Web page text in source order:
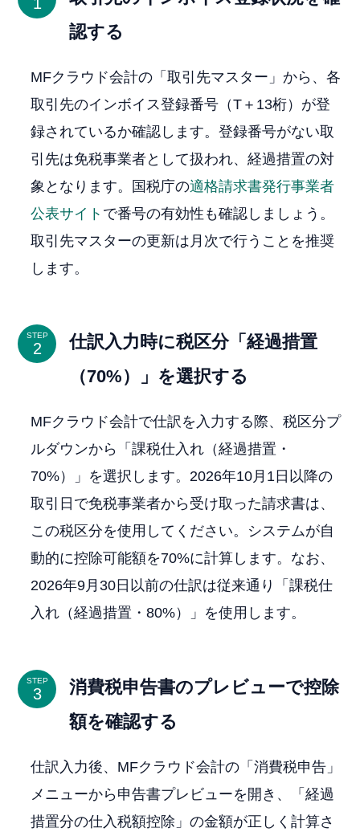
認する
MFクラウド会計の「取引先マスター」から、各
取引先のインボイス登録番号（T＋13桁）が登
録されているか確認します。登録番号がない取
引先は免税事業者として扱われ、経過措置の対
象となります。国税庁の適格請求書発行事業者
公表サイト で番号の有効性も確認しましょう。
取引先マスターの更新は月次で行うことを推奨
します。
STEP
仕訳入力時に税区分「経過措置
（70%）」を選択する
MFクラウド会計で仕訳を入力する際、税区分プ
ルダウンから「課税仕入れ（経過措置・
70%）」を選択します。2026年10月1日以降の
取引日で免税事業者から受け取った請求書は、
この税区分を使用してください。システムが自
動的に控除可能額を70%に計算します。なお、
2026年9月30日以前の仕訳は従来通り「課税仕
入れ（経過措置・80%）」を使用します。
STEP
消費税申告書のプレビューで控除
額を確認する
仕訳入力後、MFクラウド会計の「消費税申告」
メニューから申告書プレビューを開き、「経過
措置分の仕入税額控除」の金額が正しく計算さ